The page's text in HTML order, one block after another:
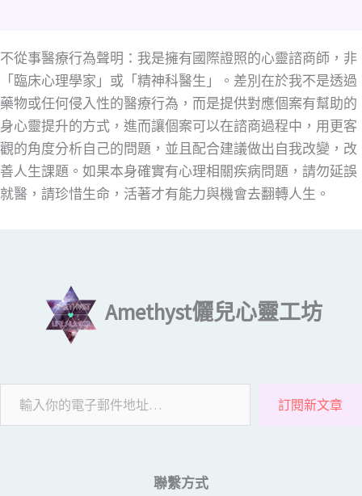
不從事醫療行為聲明：我是擁有國際證照的心靈諮商師，非
「臨床心理學家」或「精神科醫生」。差別在於我不是透過
藥物或任何侵入性的醫療行為，而是提供對應個案有幫助的
身心靈提升的方式，進而讓個案可以在諮商過程中，用更客
觀的角度分析自己的問題，並且配合建議做出自我改變，改
善人生課題。如果本身確實有心理相關疾病問題，請勿延誤
就醫，請珍惜生命，活著才有能力與機會去翻轉人生。
Amethyst儷兒心靈工坊
訂閱新文章
聯繫方式